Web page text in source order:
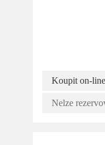
Koupit on-line
Nelze